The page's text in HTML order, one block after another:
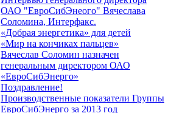
ОАО "ЕвроСибЭнеого" Вячеслава
Соломина, Интерфакс.
«Добрая энергетика» для детей
«Мир на кончиках пальцев»
Вячеслав Соломин назначен
генеральным директором ОАО
«ЕвроСибЭнерго»
Поздравление!
Производственные показатели Группы
ЕвроСибЭнерго за 2013 год